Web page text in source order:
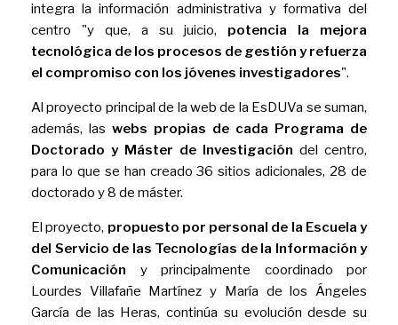
integra la información administrativa y formativa del
centro "y que, a su juicio, potencia la mejora
tecnológica de los procesos de gestión y refuerza
el compromiso con los jóvenes investigadores".
Al proyecto principal de la web de la EsDUVa se suman,
además, las webs propias de cada Programa de
Doctorado y Máster de Investigación del centro,
para lo que se han creado 36 sitios adicionales, 28 de
doctorado y 8 de máster.
El proyecto, propuesto por personal de la Escuela y
del Servicio de las Tecnologías de la Información y
Comunicación y principalmente coordinado por
Lourdes Villafañe Martínez y María de los Ángeles
García de las Heras, continúa su evolución desde su